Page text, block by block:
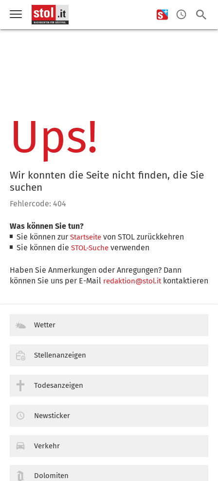
Ups!
Wir konnten die Seite nicht finden, die Sie
suchen
Fehlercode: 404
Was können Sie tun?
Sie können zurStartseite von STOL zurückkehren
Sie können dieSTOL-Suche verwenden
Haben Sie Anmerkungen oder Anregungen? Dann
können Sie uns per E-Mail redaktion@stol.itkontaktieren
Wetter
Stellenanzeigen
Todesanzeigen
Newsticker
Verkehr
Dolomiten